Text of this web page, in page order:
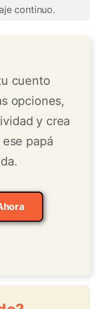
continuo.
cuento
opciones,
y crea
papá